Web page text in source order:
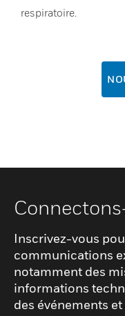
respiratoire.
Inscrivez-vous
communications
notamment des
informations
des événements